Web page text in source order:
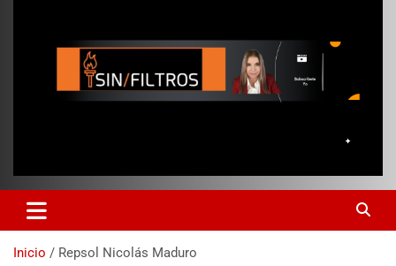
Inicio Repsol Nicolás Maduro